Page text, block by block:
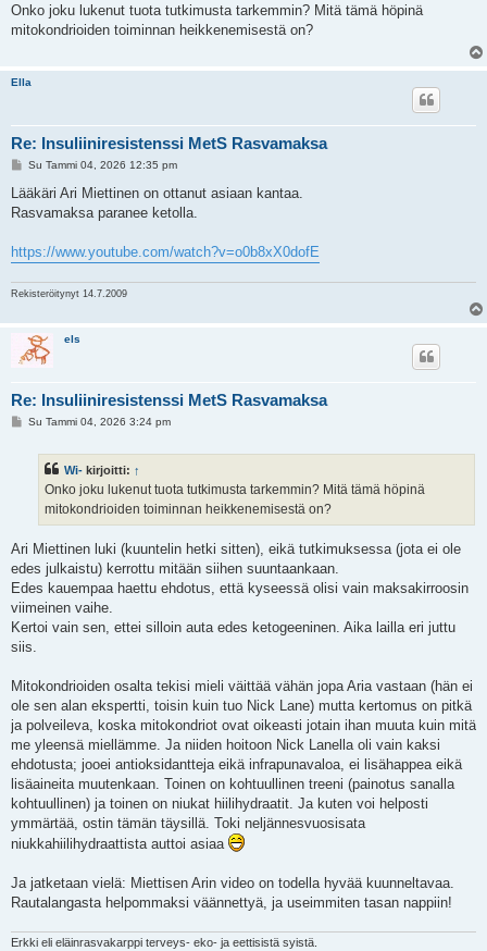
e
t
Onko joku lukenut tuota tutkimusta tarkemmin? Mitä tämä höpinä
mitokondrioiden toiminnan heikkenemisestä on?
Ella
Re: Insuliiniresistenssi MetS Rasvamaksa
V
e
t
Su Tammi 04, 2026 12:35 pm
Lääkäri Ari Miettinen on ottanut asiaan kantaa.
Rasvamaksa paranee ketolla.
https://www.youtube.com/watch?v=o0b8xX0dofE
Rekisteröitynyt 14.7.2009
els
Re: Insuliiniresistenssi MetS Rasvamaksa
VSu Tammi 04, 2026 3:24 pm
Wi- kirjoitti: ↑
Onko joku lukenut tuota tutkimusta tarkemmin? Mitä tämä höpinä
mitokondrioiden toiminnan heikkenemisestä on?
Ari Miettinen luki (kuuntelin hetki sitten), eikä tutkimuksessa (jota ei ole
edes julkaistu) kerrottu mitään siihen suuntaankaan.
Edes kauempaa haettu ehdotus, että kyseessä olisi vain maksakirroosin
viimeinen vaihe.
Kertoi vain sen, ettei silloin auta edes ketogeeninen. Aika lailla eri juttu
siis.
Mitokondrioiden osalta tekisi mieli väittää vähän jopa Aria vastaan (hän ei
ole sen alan ekspertti, toisin kuin tuo Nick Lane) mutta kertomus on pitkä
ja polveileva, koska mitokondriot ovat oikeasti jotain ihan muuta kuin mitä
me yleensä miellämme. Ja niiden hoitoon Nick Lanella oli vain kaksi
ehdotusta; jooei antioksidantteja eikä infrapunavaloa, ei lisähappea eikä
lisäaineita muutenkaan. Toinen on kohtuullinen treeni (painotus sanalla
kohtuullinen) ja toinen on niukat hiilihydraatit. Ja kuten voi helposti
ymmärtää, ostin tämän täysillä. Toki neljännesvuosisata
niukkahiilihydraattista auttoi asiaa
Ja jatketaan vielä: Miettisen Arin video on todella hyvää kuunneltavaa.
Rautalangasta helpommaksi väännettyä, ja useimmiten tasan nappiin!
Erkki eli eläinrasvakarppi terveys- eko- ja eettisistä syistä.